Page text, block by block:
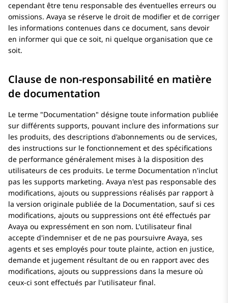
cependant être tenu responsable des éventuelles erreurs ou
omissions. Avaya se réserve le droit de modifier et de corriger
les informations contenues dans ce document, sans devoir
en informer qui que ce soit, ni quelque organisation que ce
soit.
Clause de non-responsabilité en matière
de documentation
Le terme Documentation désigne toute information publiée
sur différents supports, pouvant inclure des informations sur
les produits, des descriptions d'abonnements ou de services,
des instructions sur le fonctionnement et des spécifications
de performance généralement mises à la disposition des
utilisateurs de ces produits. Le terme Documentation n'inclut
pas les supports marketing. Avaya n'est pas responsable des
modifications, ajouts ou suppressions réalisés par rapport à
la version originale publiée de la Documentation, sauf si ces
modifications, ajouts ou suppressions ont été effectués par
Avaya ou expressément en son nom. L'utilisateur final
accepte d'indemniser et de ne pas poursuivre Avaya, ses
agents et ses employés pour toute plainte, action en justice,
demande et jugement résultant de ou en rapport avec des
modifications, ajouts ou suppressions dans la mesure où
ceux-ci sont effectués par l'utilisateur final.